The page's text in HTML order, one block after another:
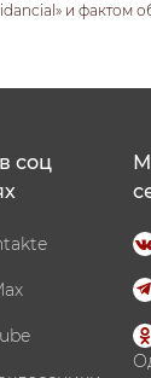
и фактом
соц